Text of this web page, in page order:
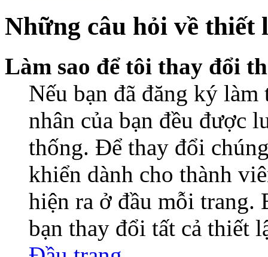
Những câu hỏi về thiết
Làm sao để tôi thay đổi
Nếu bạn đã đăng ký
nhân của bạn đều được
thống. Để thay đổi
khiển dành cho thành
hiện ra ở đầu mỗi trang.
bạn thay đổi tất cả thiết